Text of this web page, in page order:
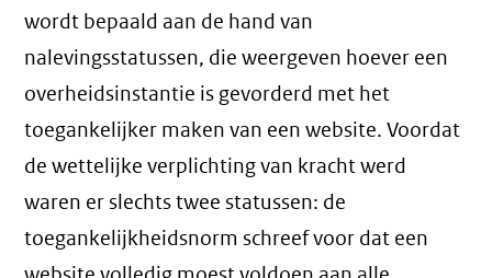
wordt bepaald aan de hand van
nalevingsstatussen, die weergeven hoever een
overheidsinstantie is gevorderd met het
toegankelijker maken van een website. Voordat
de wettelijke verplichting van kracht werd
waren er slechts twee statussen: de
toegankelijkheidsnorm schreef voor dat een